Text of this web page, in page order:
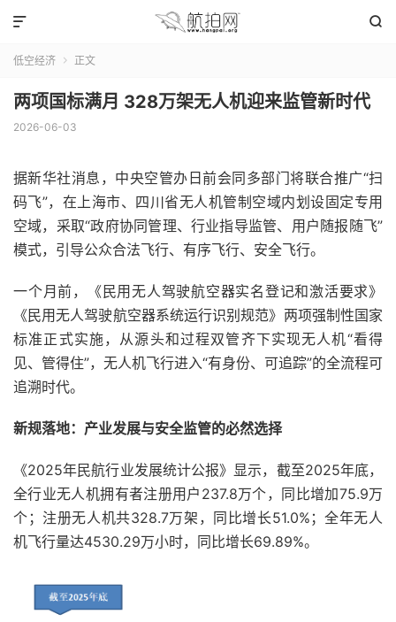


低空经济  正文
两项国标满月 328万架无人机迎来监管新时代
2026-06-03
据新华社消息，中央空管办日前会同多部门将联合推广“扫
码飞”，在上海市、四川省无人机管制空域内划设固定专用
空域，采取“政府协同管理、行业指导监管、用户随报随飞”
模式，引导公众合法飞行、有序飞行、安全飞行。
一个月前，《民用无人驾驶航空器实名登记和激活要求》
《民用无人驾驶航空器系统运行识别规范》两项强制性国家
标准正式实施，从源头和过程双管齐下实现无人机“看得
见、管得住”，无人机飞行进入“有身份、可追踪”的全流程可
追溯时代。
新规落地：产业发展与安全监管的必然选择
《2025年民航行业发展统计公报》显示，截至2025年底，
全行业无人机拥有者注册用户237.8万个，同比增加75.9万
个；注册无人机共328.7万架，同比增长51.0%；全年无人
机飞行量达4530.29万小时，同比增长69.89%。